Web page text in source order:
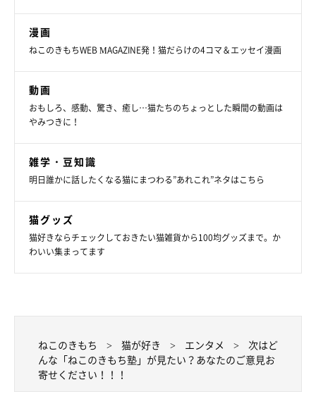
漫画
ねこのきもちWEB MAGAZINE発！猫だらけの4コマ＆エッセイ漫画
動画
おもしろ、感動、驚き、癒し…猫たちのちょっとした瞬間の動画は
やみつきに！
雑学・豆知識
明日誰かに話したくなる猫にまつわる”あれこれ”ネタはこちら
猫グッズ
猫好きならチェックしておきたい猫雑貨から100均グッズまで。か
わいい集まってます
ねこのきもち 猫が好き エンタメ
次はど
んな「ねこのきもち塾」が見たい？あなたのご意見お
寄せください！！！